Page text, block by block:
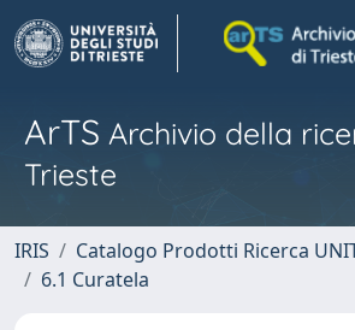
ArTS Archivio della
Trieste
IRIS Catalogo Prodotti Ricerca
6.1 Curatela